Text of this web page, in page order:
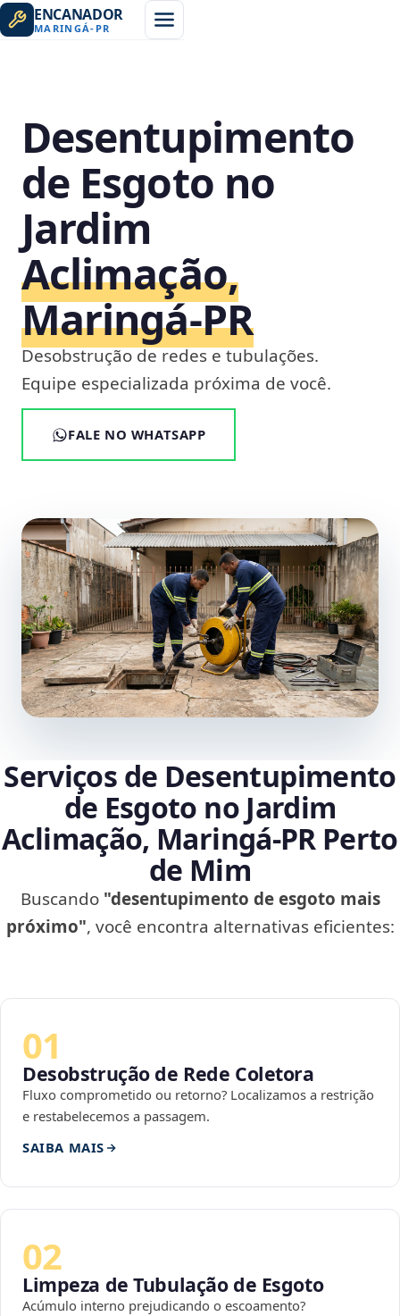
ENCANADOR
MARINGÁ- PR
Desentupimento
de Esgoto no
Jardim
Aclimação,
Maringá‑PR
Desobstrução de redes e tubulações.
Equipe especializada próxima de você.
FALE NO WHATSAPP
Serviços de Desentupimento
de Esgoto no Jardim
Aclimação, Maringá‑PR Perto
de Mim
Buscando "desentupimento de esgoto mais
próximo", você encontra alternativas eficientes:
01
Desobstrução de Rede Coletora
Fluxo comprometido ou retorno? Localizamos a restrição
e restabelecemos a passagem.
SAIBA MAIS
02
Limpeza de Tubulação de Esgoto
Acúmulo interno prejudicando o escoamento?